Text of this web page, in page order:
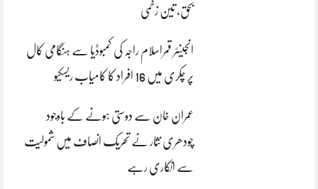
بحق، تین زخمی
انجینئر قمراسلام راجہ کی کمبوڈیا سے ہنگامی کال
پر چکری میں 16 افراد کا کامیاب ریسکیو
عمران خان سے دوستی ہونے کے باوجود
چودھری نثار نے تحریک انصاف میں شمولیت
سے انکاری رہے